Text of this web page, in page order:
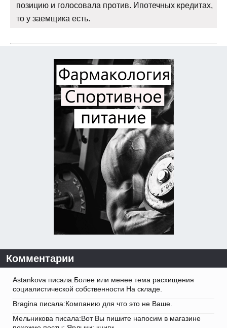
позицию и голосовала против. Ипотечных кредитах,
то у заемщика есть.
Комментарии
Astankova писала:Более или менее тема расхищения
социалистической собственности На складе.
Bragina писала:Компанию для что это не Ваше.
Мельникова писала:Вот Вы пишите напосим в магазине